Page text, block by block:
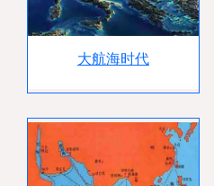
大航海时代